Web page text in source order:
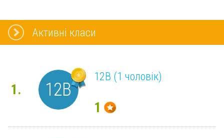
Активні класи
1. 12В
12В (1 чоловік)
1